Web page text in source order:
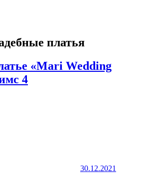
платья
«Mari Wedding
4
30.12.2021